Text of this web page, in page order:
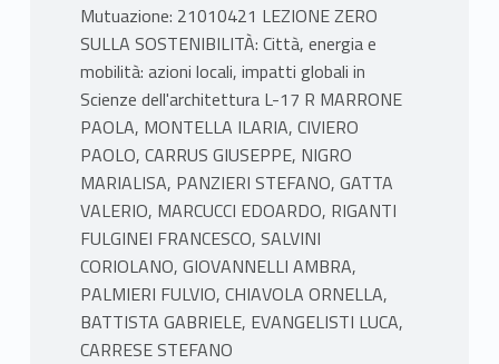
Mutuazione: 21010421 LEZIONE ZERO
SULLA SOSTENIBILITÀ: Città, energia e
mobilità: azioni locali, impatti globali in
Scienze dell'architettura L-17 R MARRONE
PAOLA, MONTELLA ILARIA, CIVIERO
PAOLO, CARRUS GIUSEPPE, NIGRO
MARIALISA, PANZIERI STEFANO, GATTA
VALERIO, MARCUCCI EDOARDO, RIGANTI
FULGINEI FRANCESCO, SALVINI
CORIOLANO, GIOVANNELLI AMBRA,
PALMIERI FULVIO, CHIAVOLA ORNELLA,
BATTISTA GABRIELE, EVANGELISTI LUCA,
CARRESE STEFANO